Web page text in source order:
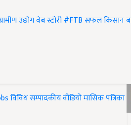
उद्योगवेब स्टोरी#FTBसफल किसान
विविधसम्पादकीयवीडियोमासिक पत्रिका